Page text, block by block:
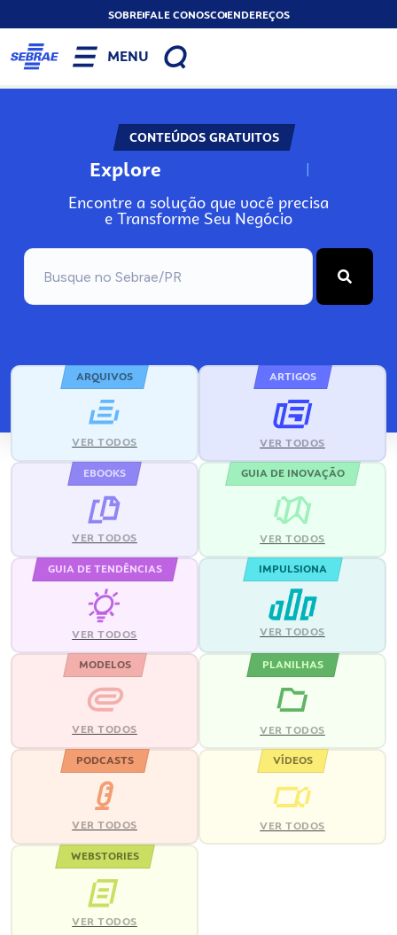
SOBREFALE CONOSCOENDEREÇOS
MENU
CONTEÚDOS GRATUITOS
Explore N
Encontre a solução que você precisa
e Transforme Seu Negócio
ARQUIVOS
VER TODOS
ARTIGOS
VER TODOS
EBOOKS
VER TODOS
GUIA DE INOVAÇÃO
VER TODOS
GUIA DE TENDÊNCIAS
VER TODOS
IMPULSIONA
VER TODOS
MODELOS
VER TODOS
PLANILHAS
VER TODOS
PODCASTS
VER TODOS
VÍDEOS
VER TODOS
WEBSTORIES
VER TODOS